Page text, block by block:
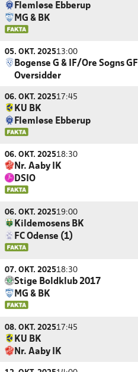
Flemløse Ebberup
MG & BK
05. OKT. 202513:00
Bogense G & IF/Ore Sogns GF
Oversidder
06. OKT. 202517:45
KU BK
Flemløse Ebberup
06. OKT. 202518:30
Nr. Aaby IK
DSIO
06. OKT. 202519:00
Kildemosens BK
FC Odense (1)
07. OKT. 202518:30
Stige Boldklub 2017
MG & BK
08. OKT. 202517:45
KU BK
Nr. Aaby IK